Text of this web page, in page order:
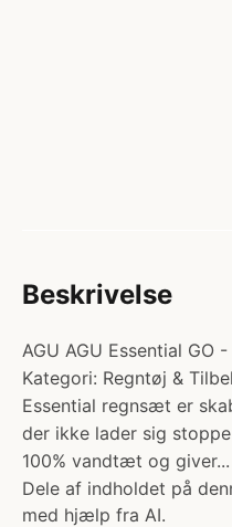
Beskrivelse
AGU AGU Essential GO
Kategori: Regntøj &
Essential regnsæt er
der ikke lader sig
100% vandtæt og
Dele af indholdet på
med hjælp fra AI.